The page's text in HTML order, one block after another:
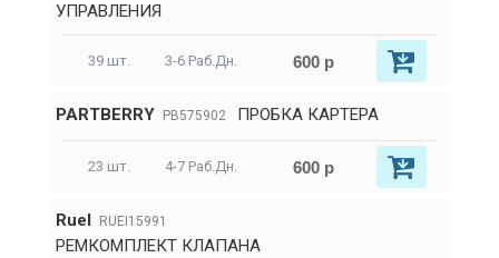
УПРАВЛЕНИЯ
39 шт. 3-6 Раб.Дн. 600 р
PARTBERRY PB575902 ПРОБКА КАРТЕРА
23 шт. 4-7 Раб.Дн. 600 р
RueI RUEI15991
РЕМКОМПЛЕКТ КЛАПАНА